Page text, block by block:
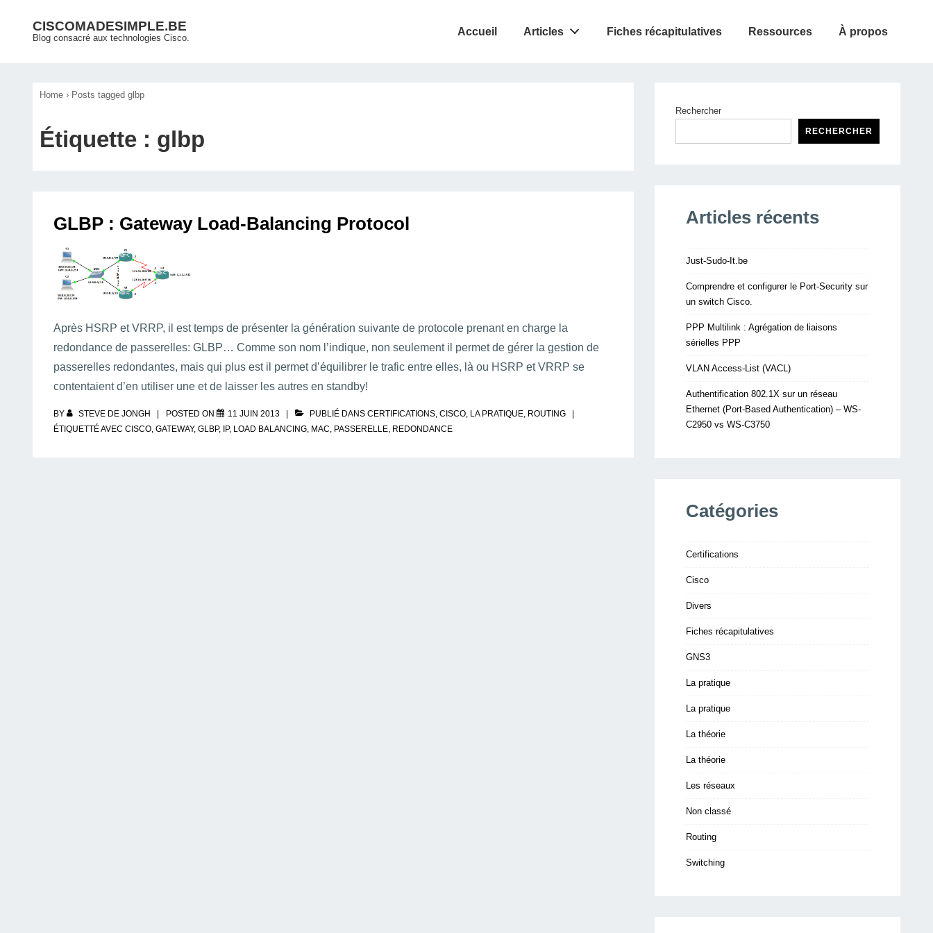
CISCOMADESIMPLE.BE
Blog consacré aux technologies Cisco.
Accueil Articles Fiches récapitulatives Ressources À propos
Home › Posts tagged glbp
Étiquette : glbp
GLBP : Gateway Load-Balancing Protocol
Après HSRP et VRRP, il est temps de présenter la génération suivante de protocole prenant en charge la
redondance de passerelles: GLBP… Comme son nom l’indique, non seulement il permet de gérer la gestion de
passerelles redondantes, mais qui plus est il permet d’équilibrer le trafic entre elles, là ou HSRP et VRRP se
contentaient d’en utiliser une et de laisser les autres en standby!
BY STEVE DE JONGH POSTED ON 11 JUIN 2013 PUBLIÉ DANS CERTIFICATIONS, CISCO, LA PRATIQUE, ROUTING
ÉTIQUETTÉ AVEC CISCO, GATEWAY, GLBP, IP, LOAD BALANCING, MAC, PASSERELLE, REDONDANCE
Rechercher
RECHERCHER
Articles récents
Just-Sudo-It.be
Comprendre et configurer le Port-Security sur
un switch Cisco.
PPP Multilink : Agrégation de liaisons
sérielles PPP
VLAN Access-List (VACL)
Authentification 802.1X sur un réseau
Ethernet (Port-Based Authentication) – WS-
C2950 vs WS-C3750
Catégories
Certifications
Cisco
Divers
Fiches récapitulatives
GNS3
La pratique
La pratique
La théorie
La théorie
Les réseaux
Non classé
Routing
Switching